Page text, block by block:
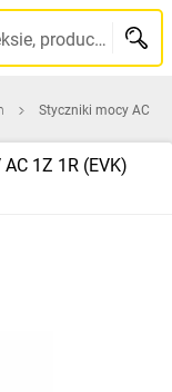
Szukaj po nazwie, indeksie, producencie, kodzie kreskowym...
Styczniki mocy AC
1Z 1R (EVK)